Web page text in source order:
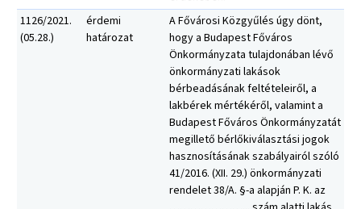
1126/2021.
(05.28.)
érdemi
határozat
A Fővárosi Közgyűlés úgy dönt,
hogy a Budapest Főváros
Önkormányzata tulajdonában lévő
önkormányzati lakások
bérbeadásának feltételeiről, a
lakbérek mértékéről, valamint a
Budapest Főváros Önkormányzatát
megillető bérlőkiválasztási jogok
hasznosításának szabályairól szóló
41/2016. (XII. 29.) önkormányzati
rendelet 38/A. §-a alapján P. K. az